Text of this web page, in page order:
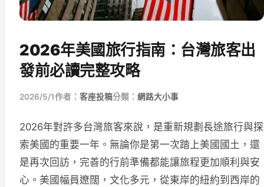
2026年美國旅行指南：台灣旅客出
發前必讀完整攻略
2026/5/1作者： 客座投稿分類： 網路大小事
2026年對許多台灣旅客來說，是重新規劃長途旅行與探
索美國的重要一年。無論你是第一次踏上美國國土，還
是再次回訪，完善的行前準備都能讓旅程更加順利與安
心。美國幅員遼闊，文化多元，從東岸的紐約到西岸的